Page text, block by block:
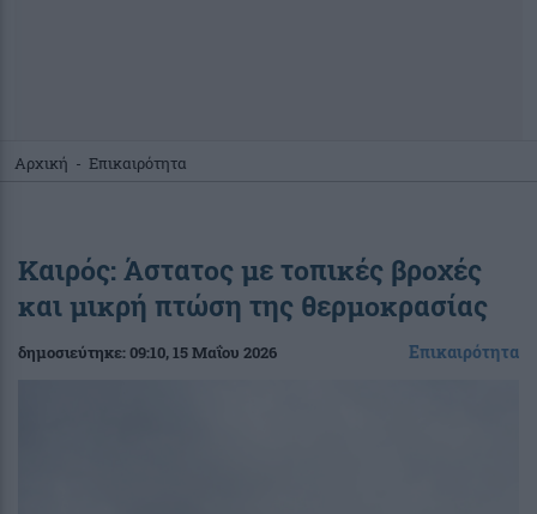
Αρχική - Επικαιρότητα
Καιρός: Άστατος με τοπικές βροχές
και μικρή πτώση της θερμοκρασίας
δημοσιεύτηκε:09:10, 15 Μαΐου 2026 Επικαιρότητα